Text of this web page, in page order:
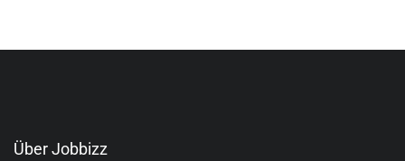
Über Jobbizz